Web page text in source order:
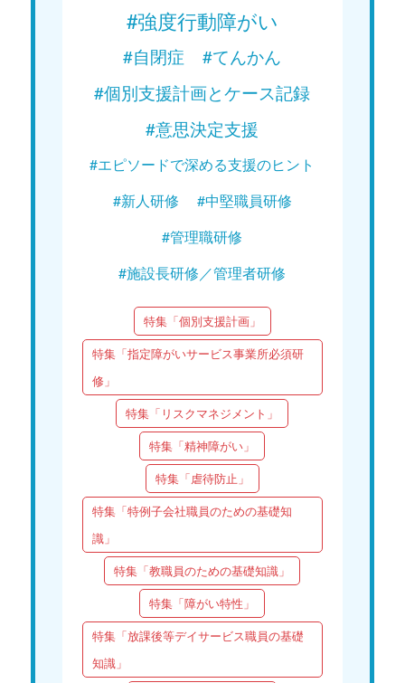
#強度行動障がい
#自閉症
#てんかん
#個別支援計画とケース記録
#意思決定支援
#エピソードで深める支援のヒント
#新人研修
#中堅職員研修
#管理職研修
#施設長研修／管理者研修
特集「個別支援計画」
特集「指定障がいサービス事業所必須研
修」
特集「リスクマネジメント」
特集「精神障がい」
特集「虐待防止」
特集「特例子会社職員のための基礎知
識」
特集「教職員のための基礎知識」
特集「障がい特性」
特集「放課後等デイサービス職員の基礎
知識」